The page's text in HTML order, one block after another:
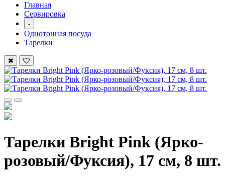
Главная
Сервировка
-
Однотонная посуда
Тарелки
Тарелки Bright Pink (Ярко-
розовый/Фуксия), 17 см, 8 шт.